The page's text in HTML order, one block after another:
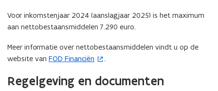
v
e
s
t
r
a
t
e
)
Voor inkomstenjaar 2024 (aanslagjaar 2025) is het maximum
aan nettobestaansmiddelen 7.290 euro.
Meer informatie over nettobestaansmiddelen vindt u op de
website van FOD Financiën
(
p
.
Regelgeving en documenten